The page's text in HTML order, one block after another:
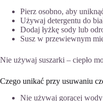
Pierz osobno, aby
Używaj detergentu do
Dodaj łyżkę sody lub
Susz w przewiewnym
Nie używaj suszarki – ciepło
Czego unikać przy usuwaniu
Nie używaj gorącej